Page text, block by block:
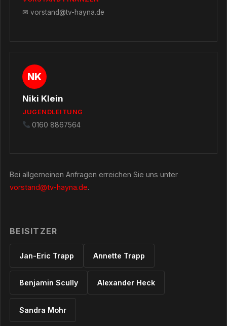
✉ vorstand@tv-hayna.de
NK
Niki Klein
JUGENDLEITUNG
0160 8867564
Bei allgemeinen Anfragen erreichen Sie uns unter
vorstand@tv-hayna.de.
BEISITZER
Jan-Eric Trapp Annette Trapp
Benjamin Scully Alexander Heck
Sandra Mohr